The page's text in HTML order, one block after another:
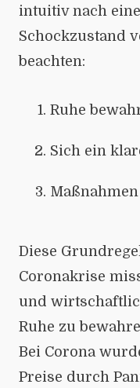
intuitiv nach
Schockzustand
beachten:
Ruhe
Sich ein
Diese
Coronakrise
und
Ruhe zu
Bei Corona
Preise durch